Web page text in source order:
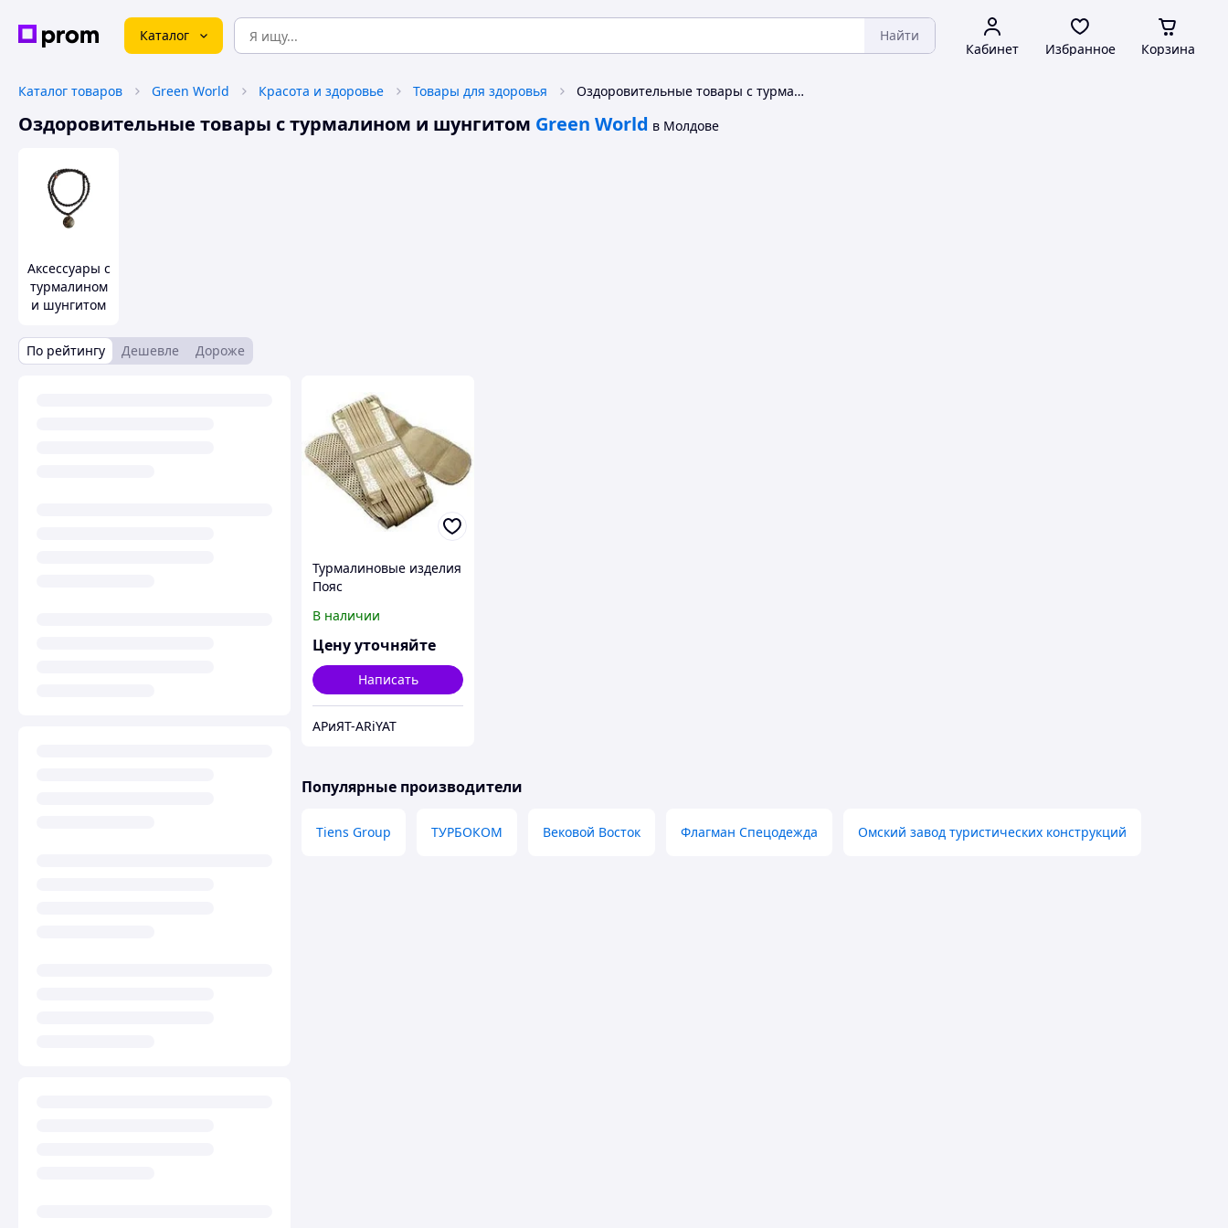
Каталог Найти
Кабинет Избранное Корзина
Каталог товаров Green World Красота и здоровье Товары для здоровья Оздоровительные товары с турмалином и шунгитом Green World
Оздоровительные товары с турмалином и шунгитом Green World в Молдове
Аксессуары с
турмалином
и шунгитом
По рейтингу Дешевле Дороже
Турмалиновые изделия
Пояс
В наличии
Цену уточняйте
Написать
АРиЯТ-ARiYAT
Популярные производители
Tiens Group ТУРБОКОМ Вековой Восток Флагман Спецодежда Омский завод туристических конструкций